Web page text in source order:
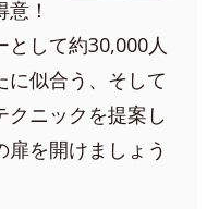
！
として約30,000人
に似合う、そして
ニックを提案し
扉を開けましょう